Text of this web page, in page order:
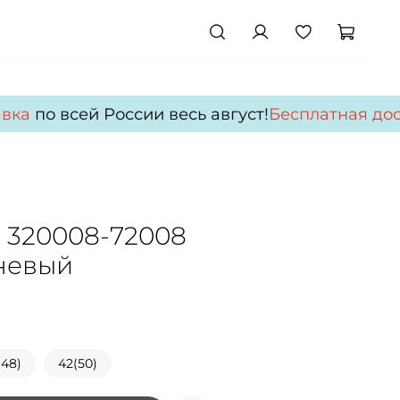
по всей России весь август!Бесплатная
72008
42(50)